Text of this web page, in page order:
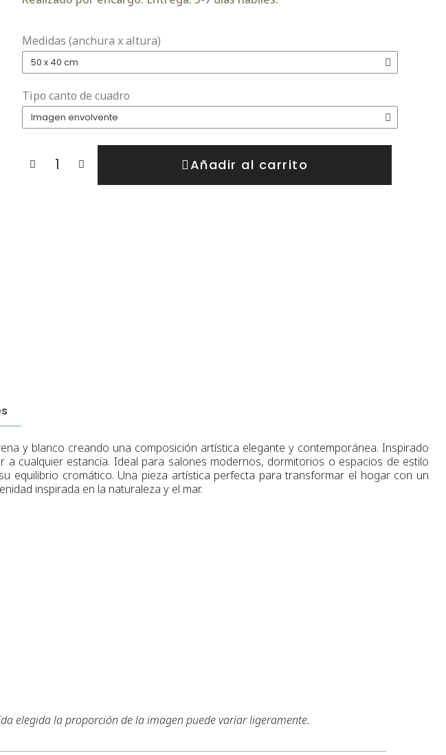
Medidas (anchura x altura)
Tipo canto de cuadro
Añadir al carrito
y blanco creando una composición artística elegante y contemporánea. Inspirado
cualquier estancia. Ideal para salones modernos, dormitorios o espacios de estilo
equilibrio cromático. Una pieza artística perfecta para transformar el hogar con un
inspirada en la naturaleza y el mar.
elegida la proporción de la imagen puede variar ligeramente.